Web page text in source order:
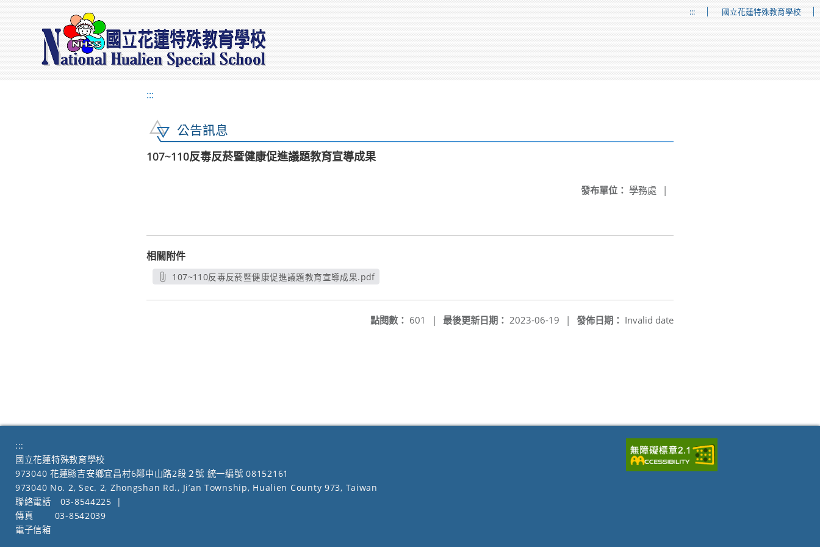
::: 國立花蓮特殊教育學校
:::
公告訊息
107~110反毒反菸暨健康促進議題教育宣導成果
發布單位： 學務處 |
相關附件
107~110反毒反菸暨健康促進議題教育宣導成果.pdf
發佈日期： Invalid date
最後更新日期： 2023-06-19 |
點閱數： 601 |
:::
國立花蓮特殊教育學校
973040 花蓮縣吉安鄉宜昌村6鄰中山路2段２號 統一編號 08152161
973040 No. 2, Sec. 2, Zhongshan Rd., Ji’an Township, Hualien County 973, Taiwan
聯絡電話
03-8544225
|
傳真
03-8542039
電子信箱